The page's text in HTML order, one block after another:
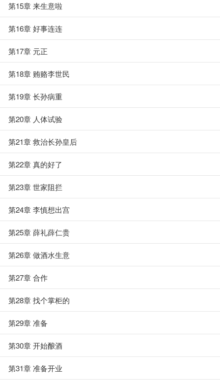
第15章 来生意啦
第16章 好事连连
第17章 元正
第18章 贿赂李世民
第19章 长孙病重
第20章 人体试验
第21章 救治长孙皇后
第22章 真的好了
第23章 世家阻拦
第24章 李慎想出宫
第25章 薛礼薛仁贵
第26章 做酒水生意
第27章 合作
第28章 找个掌柜的
第29章 准备
第30章 开始酿酒
第31章 准备开业